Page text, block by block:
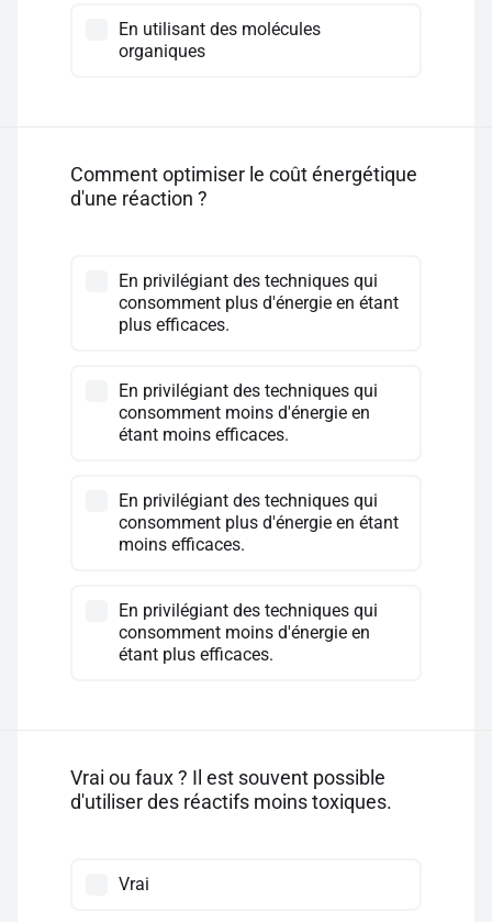
En utilisant des molécules
organiques
Comment optimiser le coût énergétique
d'une réaction ?
En privilégiant des techniques qui
consomment plus d'énergie en étant
plus efficaces.
En privilégiant des techniques qui
consomment moins d'énergie en
étant moins efficaces.
En privilégiant des techniques qui
consomment plus d'énergie en étant
moins efficaces.
En privilégiant des techniques qui
consomment moins d'énergie en
étant plus efficaces.
Vrai ou faux ? Il est souvent possible
d'utiliser des réactifs moins toxiques.
Vrai